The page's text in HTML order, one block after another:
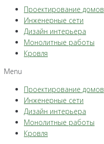
Проектирование домов
Инженерные сети
Дизайн интерьера
Монолитные работы
Кровля
Menu
Проектирование домов
Инженерные сети
Дизайн интерьера
Монолитные работы
Кровля